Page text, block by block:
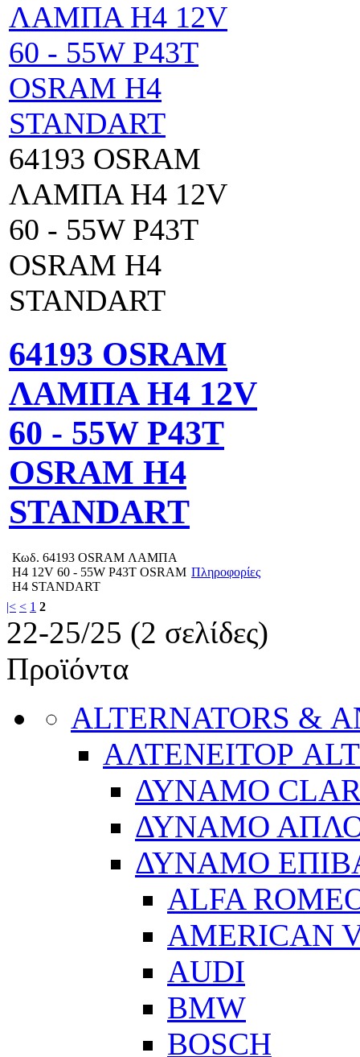
64193 OSRAM
ΛΑΜΠΑ Η4 12V
60 - 55W P43T
OSRAM H4
STANDART
64193 OSRAM
ΛΑΜΠΑ Η4 12V
60 - 55W P43T
OSRAM H4
STANDART
Κωδ. 64193 OSRAM ΛΑΜΠΑ
Η4 12V 60 - 55W P43T OSRAM
H4 STANDART
Πληροφορίες
|< < 1 2
22-25/25 (2 σελίδες)
Προϊόντα
ALTERNATORS &
ΑΛΤΕΝΕΙΤΟΡ
ΔΥΝΑΜΟ
ΔΥΝΑΜΟ
ΔΥΝΑΜΟ
ALFA
AMERICAN
AUDI
BMW
BOSCH